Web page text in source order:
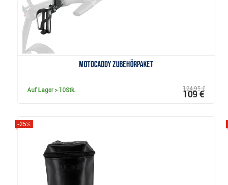
Motocaddy Zubehörpaket
Auf Lager> 10Stk. 124,95 €
109 €
-25%